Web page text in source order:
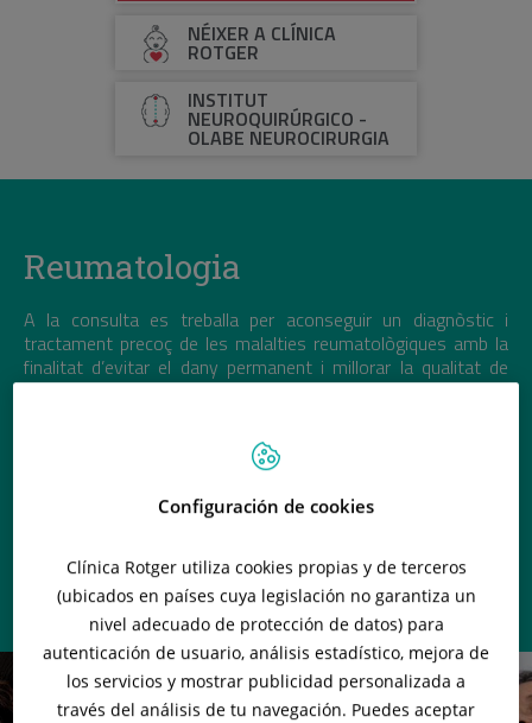
NÉIXER A CLÍNICA
ROTGER
INSTITUT
NEUROQUIRÚRGICO -
OLABE NEUROCIRURGIA
Reumatologia
A la consulta es treballa per aconseguir un diagnòstic i
tractament precoç de les malalties reumatològiques amb la
finalitat d’evitar el dany permanent i millorar la qualitat de
vida del pacient.
Configuración de cookies
Clínica Rotger utiliza cookies propias y de terceros
(ubicados en países cuya legislación no garantiza un
nivel adecuado de protección de datos) para
autenticación de usuario, análisis estadístico, mejora de
los servicios y mostrar publicidad personalizada a
través del análisis de tu navegación. Puedes aceptar